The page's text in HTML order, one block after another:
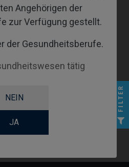
Angehörigen der
zur Verfügung gestellt.
der Gesundheitsberufe.
tätig
NEIN
JA
FILTER